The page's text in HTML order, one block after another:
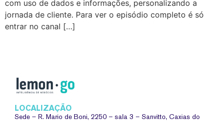
com uso de dados e informações, personalizando a
jornada de cliente. Para ver o episódio completo é só
entrar no canal […]
LOCALIZAÇÃO
Sede – R. Mario de Boni, 2250 – sala 3 – Sanvitto, Caxias do